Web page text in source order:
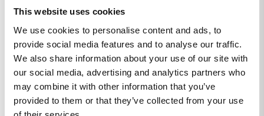
This website uses cookies
We use cookies to personalise content and ads, to
provide social media features and to analyse our traffic.
We also share information about your use of our site with
our social media, advertising and analytics partners who
may combine it with other information that you’ve
provided to them or that they’ve collected from your use
elements loungebed - wit -
casual